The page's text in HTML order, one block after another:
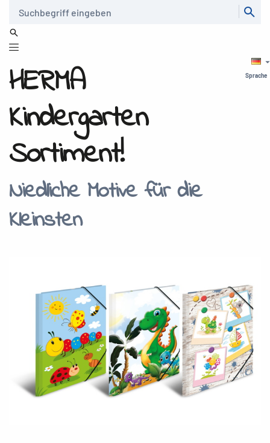
Sprache
HERMA
Kindergarten
Sortiment!
Niedliche Motive für die
Kleinsten